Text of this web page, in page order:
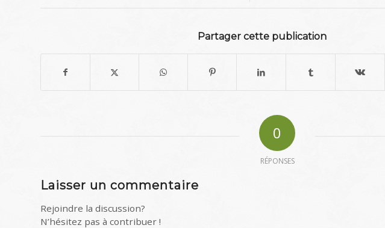
Partager cette publication
0
RÉPONSES
Laisser un commentaire
Rejoindre la discussion?
N’hésitez pas à contribuer !